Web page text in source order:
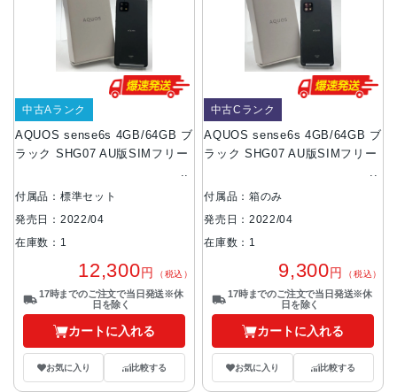
AQUOS sense6s 4GB/64GB ブ
ラック SHG07 AU版SIMフリー
中古Aランク
付属品：標準セット
発売日：2022/04
在庫数：1
12,300円 （税込）
17時までのご注文で当日発送※休
日を除く
カートに入れる
お気に入り 比較する
AQUOS sense6s 4GB/64GB ブ
ラック SHG07 AU版SIMフリー
中古Cランク
付属品：箱のみ
発売日：2022/04
在庫数：1
9,300円 （税込）
17時までのご注文で当日発送※休
日を除く
カートに入れる
お気に入り 比較する